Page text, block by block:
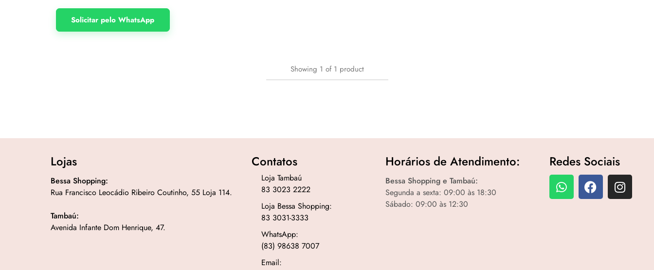
Solicitar pelo WhatsApp
Showing 1 of 1 product
Lojas
Bessa Shopping:
Rua Francisco Leocádio Ribeiro Coutinho, 55 Loja 114.
Tambaú:
Avenida Infante Dom Henrique, 47.
Contatos
Loja Tambaú
83 3023 2222
Loja Bessa Shopping:
83 3031-3333
WhatsApp:
(83) 98638 7007
Email:
Horários de Atendimento:
Bessa Shopping e Tambaú:
Segunda a sexta: 09:00 às 18:30
Sábado: 09:00 às 12:30
Redes Sociais